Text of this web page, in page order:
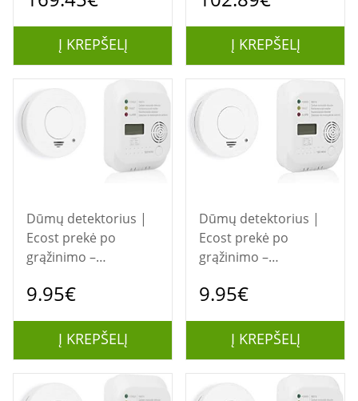
Į KREPŠELĮ Į KREPŠELĮ
Dūmų detektorius |
Ecost prekė po
grąžinimo –
FSE‑19203 dūmų ir CO
(baltas, 1 vnt.)
9.95€
Į KREPŠELĮ
Dūmų detektorius |
Ecost prekė po
grąžinimo –
FSE‑19203 dūmų ir CO
(baltas, 1 vnt.)
9.95€
Į KREPŠELĮ